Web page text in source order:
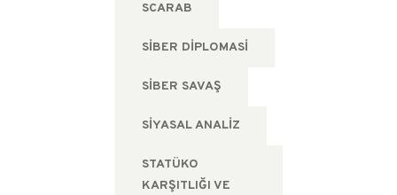
SCARAB
SIBER DIPLOMASI
SIBER SAVAŞ
SIYASAL ANALIZ
STATÜKO
KARŞITLIĞI VE